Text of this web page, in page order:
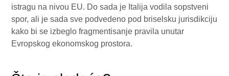
istragu na nivou EU. Do sada je Italija vodila sopstveni
spor, ali je sada sve podvedeno pod briselsku jurisdikciju
kako bi se izbeglo fragmentisanje pravila unutar
Evropskog ekonomskog prostora.